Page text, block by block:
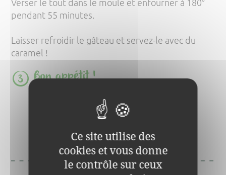
Verser le tout dans le moule et enfourner à 180°
pendant 55 minutes.
Laisser refroidir le gâteau et servez-le avec du
caramel !
Bon appétit !
C'est prêt !Vous pouvez vous régaler !
Ce site utilise des
cookies et vous donne
le contrôle sur ceux